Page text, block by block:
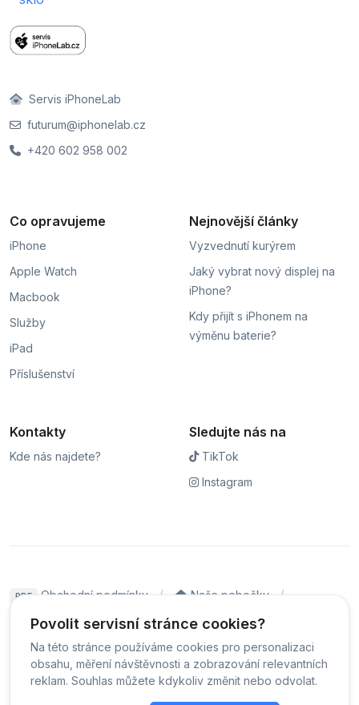
Povolit servisní stránce cookies?
Na této stránce používáme cookies pro personalizaci
obsahu, měření návštěvnosti a zobrazování relevantních
reklam. Souhlas můžete kdykoliv změnit nebo odvolat.
Servis iPhoneLab
futurum@iphonelab.cz
+420 602 958 002
Co opravujeme
iPhone
Apple Watch
Macbook
Služby
iPad
Příslušenství
Nejnovější články
Vyzvednutí kurýrem
Jaký vybrat nový displej na
iPhone?
Kdy přijít s iPhonem na
výměnu baterie?
Kontakty
Kde nás najdete?
Sledujte nás na
TikTok
Instagram
PDF Obchodní podmínky
Naše pobočky
Hodnocení
Sledování stavu zakázky
Čeština